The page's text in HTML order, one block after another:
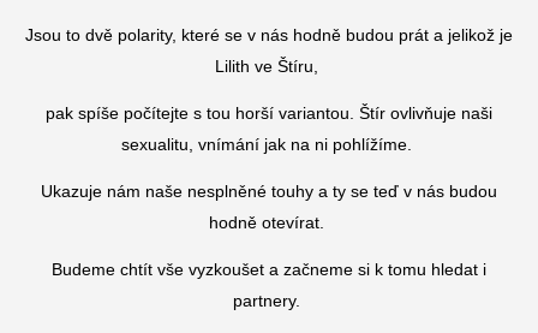
Jsou to dvě polarity, které se v nás hodně budou prát a jelikož je
Lilith ve Štíru,
pak spíše počítejte s tou horší variantou. Štír ovlivňuje naši
sexualitu, vnímání jak na ni pohlížíme.
Ukazuje nám naše nesplněné touhy a ty se teď v nás budou
hodně otevírat.
Budeme chtít vše vyzkoušet a začneme si k tomu hledat i
partnery.